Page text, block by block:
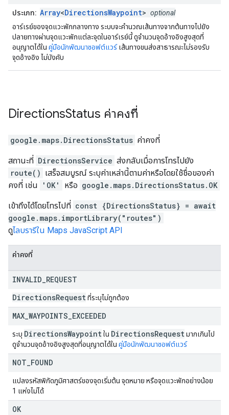
ประเภท: Array<DirectionsWaypoint> optional
อาร์เรย์ของจุดแวะพักกลางทาง ระบบจะคำนวณเส้นทางจากต้นทางไปยัง
ปลายทางผ่านจุดแวะพักแต่ละจุดในอาร์เรย์นี้ ดูจำนวนจุดอ้างอิงสูงสุดที่
อนุญาตได้ใน คู่มือนักพัฒนาซอฟต์แวร์เส้นทางขนส่งสาธารณะไม่รองรับ
จุดอ้างอิง ไม่บังคับ
DirectionsStatus ค่าคงที่
google.maps. DirectionsStatus ค่าคงที่
สถานะที่ DirectionsService ส่งกลับเมื่อการโทรไปยัง
route() เสร็จสมบูรณ์ ระบุค่าเหล่านี้ตามค่าหรือโดยใช้ชื่อของค่า
คงที่ เช่น
'OK' หรือ google.maps.DirectionsStatus.OK
เข้าถึงได้โดยโทรไปที่ const {DirectionsStatus} = await
google.maps.importLibrary("routes")
ดูไลบรารีใน Maps JavaScript API
ค่าคงที่
INVALID REQUEST
DirectionsRequestที่ระบุไม่ถูกต้อง
MAX WAYPOINTS EXCEEDED
ระบุ DirectionsWaypointใน DirectionsRequestมากเกินไป
ดูจำนวนจุดอ้างอิงสูงสุดที่อนุญาตได้ใน คู่มือนักพัฒนาซอฟต์แวร์
NOT FOUND
แปลงรหัสพิกัดภูมิศาสตร์ของจุดเริ่มต้น จุดหมาย หรือจุดแวะพักอย่างน้อย
1 แห่งไม่ได้
OK